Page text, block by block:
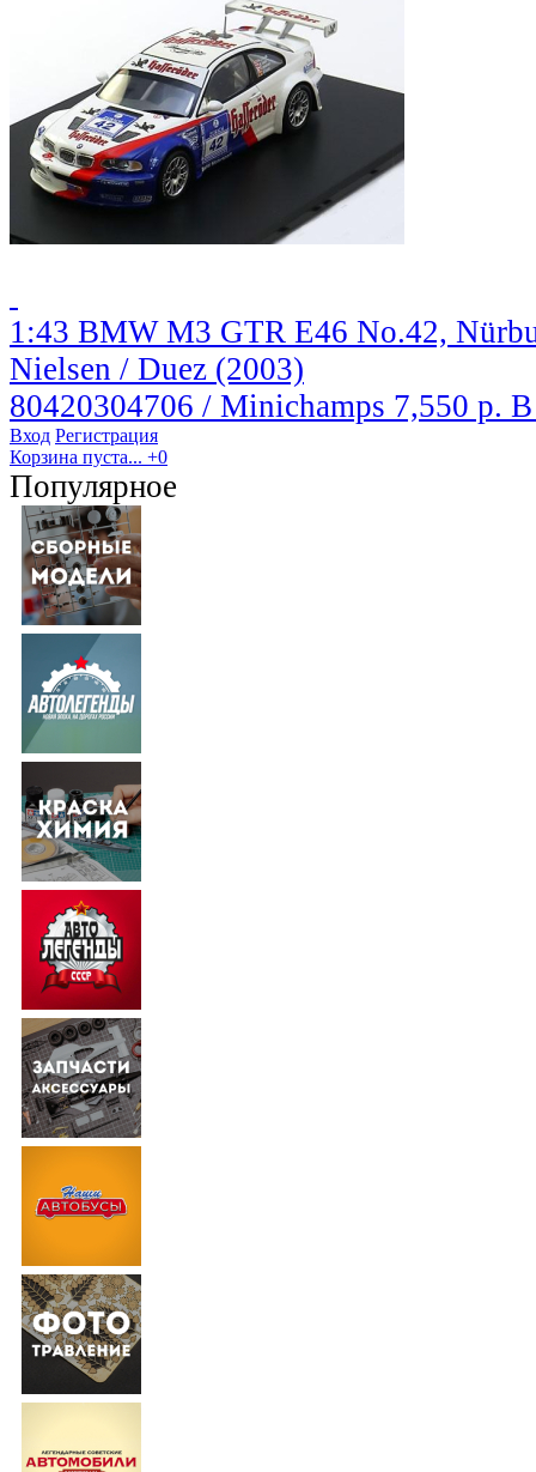
1:43 BMW M3 GTR E46 No.42,
Nielsen / Duez (2003)
80420304706 / Minichamps 7,550 р. В
Вход Регистрация
Корзина пуста... +0
Популярное